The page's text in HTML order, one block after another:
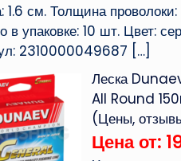
1.6 см. Толщина
в упаковке: 10 шт. Цвет:
2310000049687 […]
Леска
All Round
(Цены,
Цена от: